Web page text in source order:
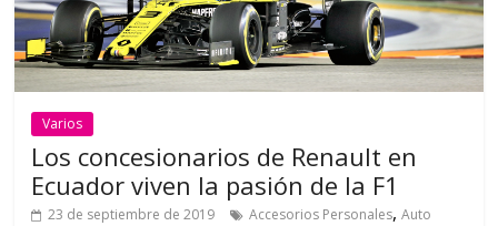
Varios
Los concesionarios de Renault en
Ecuador viven la pasión de la F1
23 de septiembre de 2019 Accesorios Personales,Auto